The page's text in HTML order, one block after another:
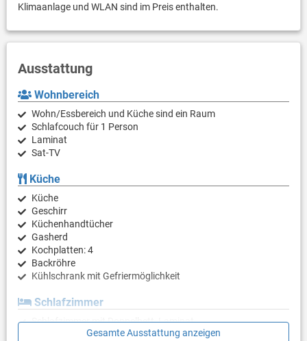
Klimaanlage und WLAN sind im Preis enthalten.
Ausstattung
Wohnbereich
Wohn/Essbereich und Küche sind ein Raum
Schlafcouch für 1 Person
Laminat
Sat-TV
Küche
Küche
Geschirr
Küchenhandtücher
Gasherd
Kochplatten: 4
Backröhre
Kühlschrank mit Gefriermöglichkeit
Schlafzimmer
Schlafzimmer mit Doppelbett, Laminat
Schlafzimmer mit Doppelbett, Laminat
Gesamte Ausstattung anzeigen